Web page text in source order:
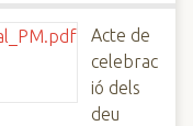
Acte de
celebrac
ió dels
deu